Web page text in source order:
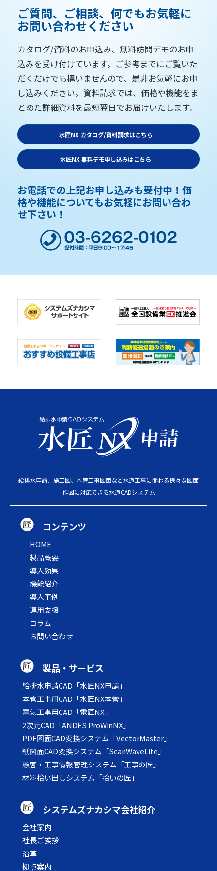
ご質問、ご相談、何でもお気軽に
お問い合わせください
カタログ/資料のお申込み、無料訪問デモのお申
込みを受け付けています。ご参考までにご覧いた
だくだけでも構いませんので、是非お気軽にお申
し込みください。資料請求では、価格や機能をま
とめた詳細資料を最短翌日でお届けいたします。
水匠NX カタログ/資料請求はこちら
水匠NX 無料デモ申し込みはこちら
お電話での上記お申し込みも受付中！価
格や機能についてもお気軽にお問い合わ
せ下さい！
給排水申請、施工図、本管工事図面など水道工事に関わる様々な図面
作図に対応できる水道CADシステム
コンテンツ
HOME
製品概要
導入効果
機能紹介
導入事例
運用支援
コラム
お問い合わせ
製品・サービス
給排水申請CAD「水匠NX申請」
本管工事用CAD「水匠NX本管」
電気工事用CAD「電匠NX」
2次元CAD「ANDES ProWinNX」
PDF図面CAD変換システム「VectorMaster」
紙図面CAD変換システム「ScanWaveLite」
顧客・工事情報管理システム「工事の匠」
材料拾い出しシステム「拾いの匠」
システムズナカシマ会社紹介
会社案内
社長ご挨拶
沿革
拠点案内